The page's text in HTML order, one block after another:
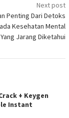
Next post
Penting Dari Detoks
Kesehatan Mental
Yang Jarang Diketahui
+ Keygen
Instant